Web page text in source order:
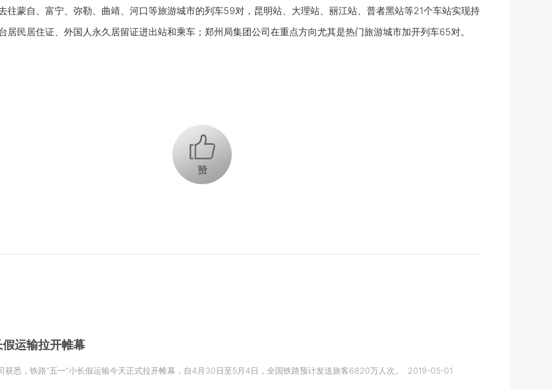
往蒙自、富宁、弥勒、曲靖、河口等旅游城市的列车59对，昆明站、大理站、丽江站、普者黑站等21个车站实现持
居民居住证、外国人永久居留证进出站和乘车；郑州局集团公司在重点方向尤其是热门旅游城市加开列车65对。
+1
假运输拉开帷幕
获悉，铁路“五一”小长假运输今天正式拉开帷幕，自4月30日至5月4日，全国铁路预计发送旅客6820万人次。
2019-05-01